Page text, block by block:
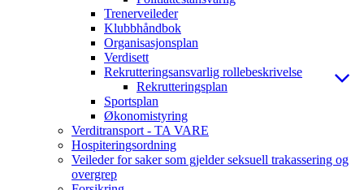
Trenerveileder
Klubbhåndbok
Organisasjonsplan
Verdisett
Rekrutteringsansvarlig rollebeskrivelse
Rekrutteringsplan
Sportsplan
Økonomistyring
Verditransport - TA VARE
Hospiteringsordning
Veileder for saker som gjelder seksuell trakassering og
overgrep